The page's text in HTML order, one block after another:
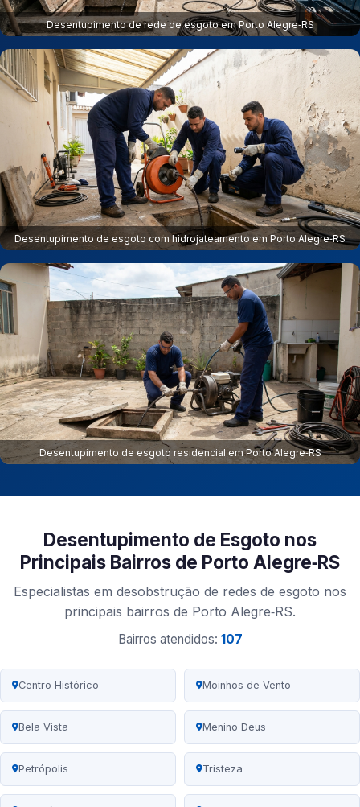
Desentupimento de rede de esgoto em Porto Alegre‑RS
Desentupimento de esgoto com hidrojateamento em Porto Alegre‑RS
Desentupimento de esgoto residencial em Porto Alegre‑RS
Desentupimento de Esgoto nos
Principais Bairros de Porto Alegre‑RS
Especialistas em desobstrução de redes de esgoto nos
principais bairros de Porto Alegre‑RS.
Bairros atendidos: 107
Centro Histórico Moinhos de Vento
Bela Vista Menino Deus
Petrópolis Tristeza